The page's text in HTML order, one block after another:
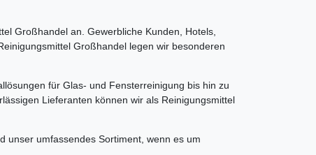
Großhandel an. Gewerbliche Kunden, Hotels,
Großhandel legen wir besonderen
für Glas- und Fensterreinigung bis hin zu
Lieferanten können wir als Reinigungsmittel
unser umfassendes Sortiment, wenn es um